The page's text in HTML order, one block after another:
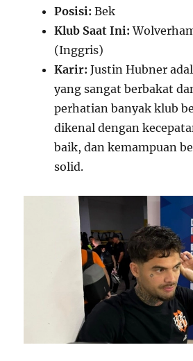
Posisi: Bek
Klub Saat Ini:
(Inggris)
Karir: Justin Hubner
yang sangat berbakat
perhatian banyak klub
dikenal dengan
baik, dan kemampuan
solid.